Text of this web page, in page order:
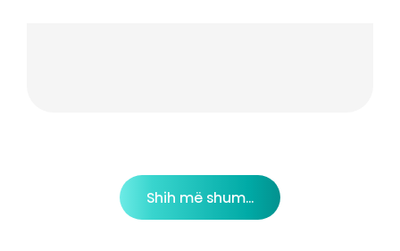
Shih më shum...